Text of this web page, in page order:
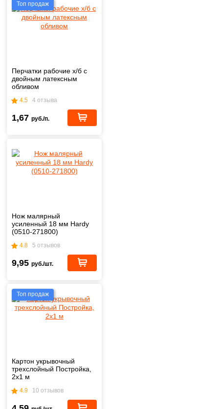
Топ продаж
Перчатки рабочие х/б с
двойным латексным
обливом
4.5 4 отзыва
1,67 руб./п.
Нож малярный
усиленный 18 мм Hardy
(0510-271800)
4.8 5 отзывов
9,95 руб./шт.
Топ продаж
Картон укрывочный
трехслойный Постройка,
2х1 м
4.9 10 отзывов